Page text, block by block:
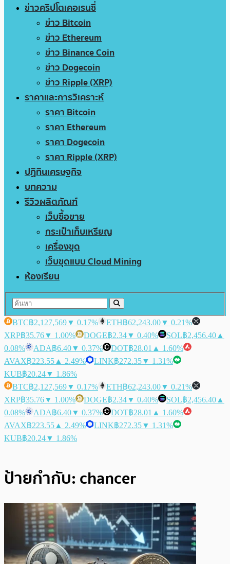
ข่าวคริปโตเคอเรนซี่
ข่าว Bitcoin
ข่าว Ethereum
ข่าว Binance Coin
ข่าว Dogecoin
ข่าว Ripple (XRP)
ราคาและการวิเคราะห์
ราคา Bitcoin
ราคา Ethereum
ราคา Dogecoin
ราคา Ripple (XRP)
ปฏิทินเศรษฐกิจ
บทความ
รีวิวผลิตภัณฑ์
เว็บซื้อขาย
กระเป๋าเก็บเหรียญ
เครื่องขุด
เว็บขุดแบบ Cloud Mining
ห้องเรียน
BTC฿2,127,569▼ 0.17% ETH฿62,243.00▼ 0.21%
XRP฿35.76▼ 1.00% DOGE฿2.34▼ 0.40% SOL฿2,456.40 ▲
0.08%
ADA฿6.40▼ 0.37% DOT฿28.01 ▲ 1.60%
AVAX฿223.55 ▲ 2.49% LINK฿272.35▼ 1.31%
KUB฿20.24▼ 1.86%
BTC฿2,127,569▼ 0.17% ETH฿62,243.00▼ 0.21%
XRP฿35.76▼ 1.00% DOGE฿2.34▼ 0.40% SOL฿2,456.40 ▲
0.08%
ADA฿6.40▼ 0.37% DOT฿28.01 ▲ 1.60%
AVAX฿223.55 ▲ 2.49% LINK฿272.35▼ 1.31%
KUB฿20.24▼ 1.86%
ป้ายกำกับ: chancer